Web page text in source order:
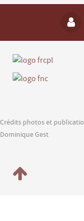
Crédits photos et
Dominique Gest